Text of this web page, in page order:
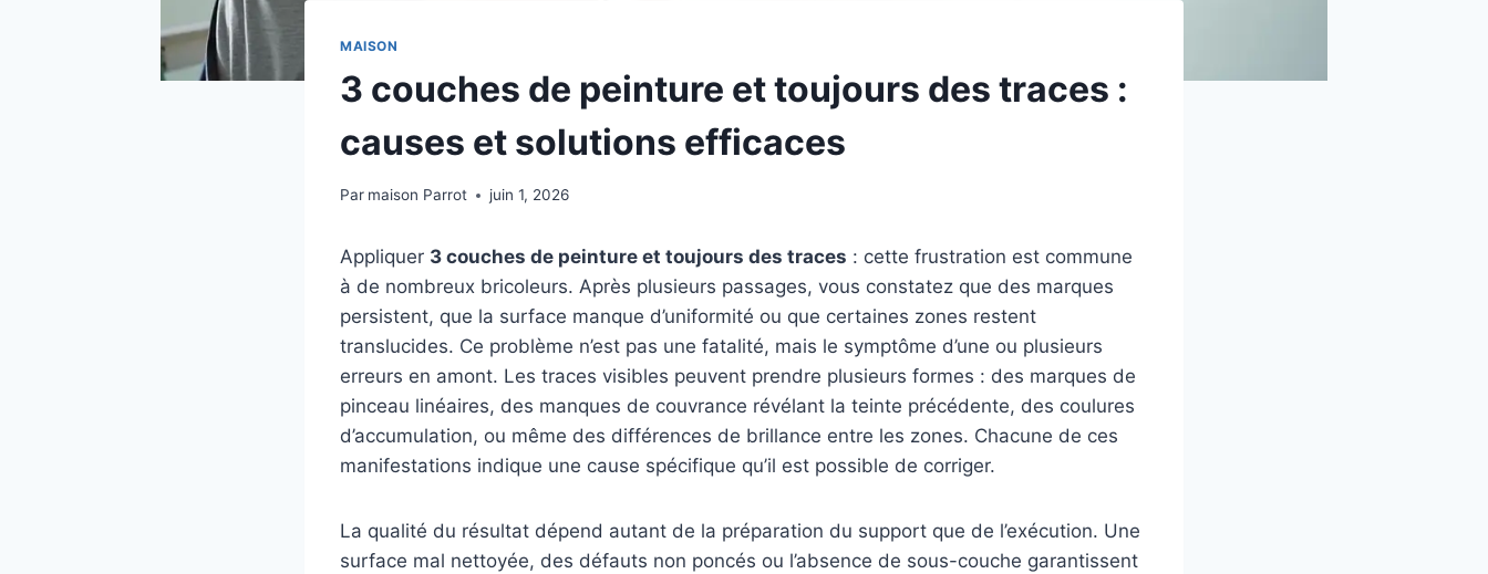
MAISON
3 couches de peinture et toujours des traces :
causes et solutions efficaces
Par maison Parrot juin 1, 2026
Appliquer 3 couches de peinture et toujours des traces : cette frustration est commune
à de nombreux bricoleurs. Après plusieurs passages, vous constatez que des marques
persistent, que la surface manque d’uniformité ou que certaines zones restent
translucides. Ce problème n’est pas une fatalité, mais le symptôme d’une ou plusieurs
erreurs en amont. Les traces visibles peuvent prendre plusieurs formes : des marques de
pinceau linéaires, des manques de couvrance révélant la teinte précédente, des coulures
d’accumulation, ou même des différences de brillance entre les zones. Chacune de ces
manifestations indique une cause spécifique qu’il est possible de corriger.
La qualité du résultat dépend autant de la préparation du support que de l’exécution. Une
surface mal nettoyée, des défauts non poncés ou l’absence de sous-couche garantissent